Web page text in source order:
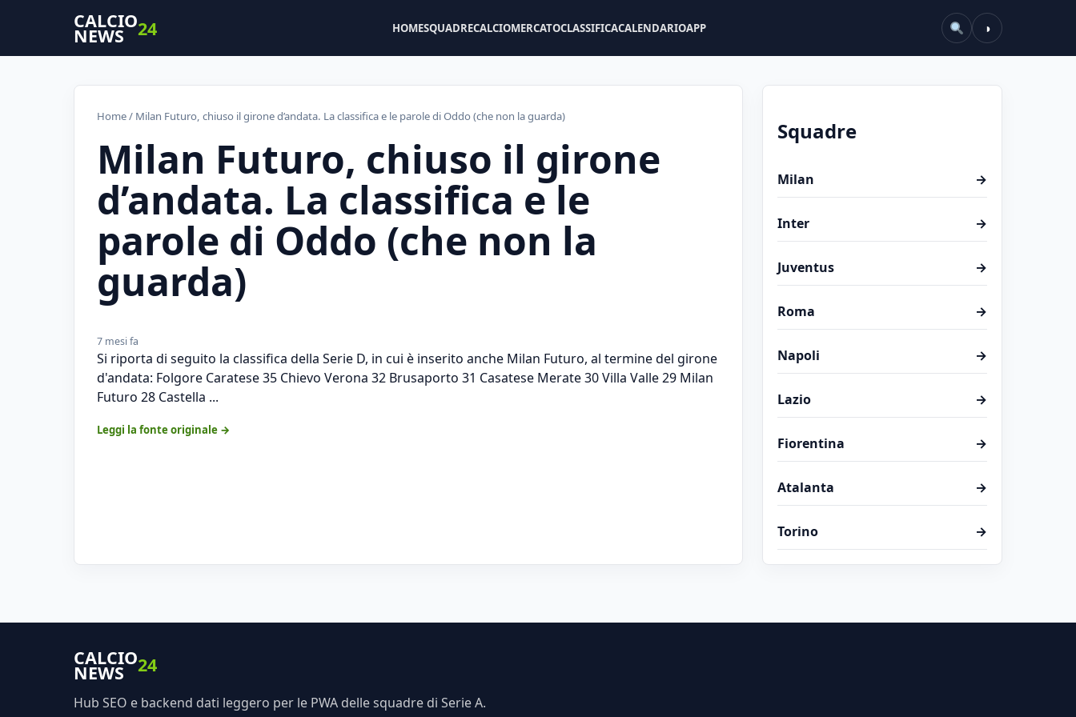
CALCIO
NEWS 24 HOMESQUADRECALCIOMERCATOCLASSIFICACALENDARIOAPP ◑
Home/ Milan Futuro, chiuso il girone d’andata. La classifica e le parole di Oddo (che non la guarda)
Milan Futuro, chiuso il girone
d’andata. La classifica e le
parole di Oddo (che non la
guarda)
7 mesi fa
Si riporta di seguito la classifica della Serie D, in cui è inserito anche Milan Futuro, al termine del girone
d'andata: Folgore Caratese 35 Chievo Verona 32 Brusaporto 31 Casatese Merate 30 Villa Valle 29 Milan
Futuro 28 Castella ...
Leggi la fonte originale →
Squadre
Milan →
Inter →
Juventus →
Roma →
Napoli →
Lazio →
Fiorentina →
Atalanta →
Torino →
CALCIO
NEWS 24
Hub SEO e backend dati leggero per le PWA delle squadre di Serie A.